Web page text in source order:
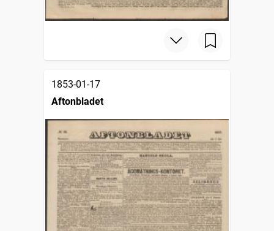
1853-01-17
Aftonbladet